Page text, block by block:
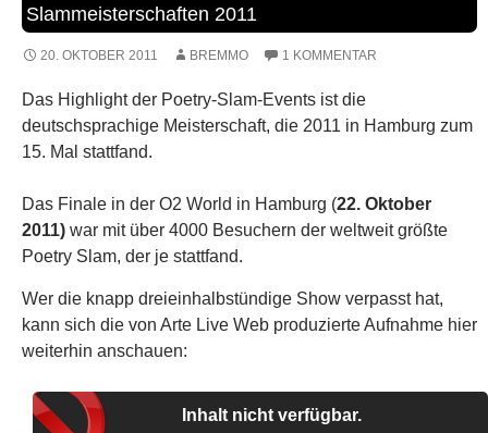
Slammeisterschaften 2011
20. OKTOBER 2011 BREMMO 1 KOMMENTAR
Das Highlight der Poetry-Slam-Events ist die
deutschsprachige Meisterschaft, die 2011 in Hamburg zum
15. Mal stattfand.
Das Finale in der O2 World in Hamburg (22. Oktober
2011) war mit über 4000 Besuchern der weltweit größte
Poetry Slam, der je stattfand.
Wer die knapp dreieinhalbstündige Show verpasst hat,
kann sich die von Arte Live Web produzierte Aufnahme hier
weiterhin anschauen:
Inhalt nicht verfügbar.